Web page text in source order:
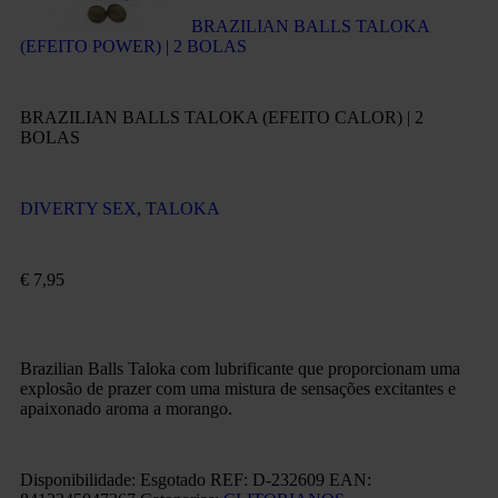
BRAZILIAN BALLS TALOKA
(EFEITO POWER) | 2 BOLAS
BRAZILIAN BALLS TALOKA (EFEITO CALOR) | 2
BOLAS
DIVERTY SEX, TALOKA
€ 7,95
Brazilian Balls Taloka com lubrificante que proporcionam uma
explosão de prazer com uma mistura de sensações excitantes e
apaixonado aroma a morango.
Disponibilidade: Esgotado REF: D-232609 EAN: